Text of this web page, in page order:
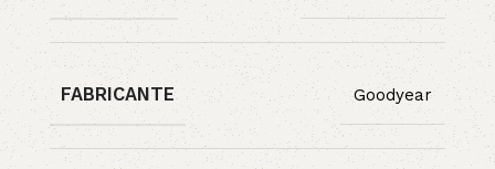
FABRICANTE Goodyear